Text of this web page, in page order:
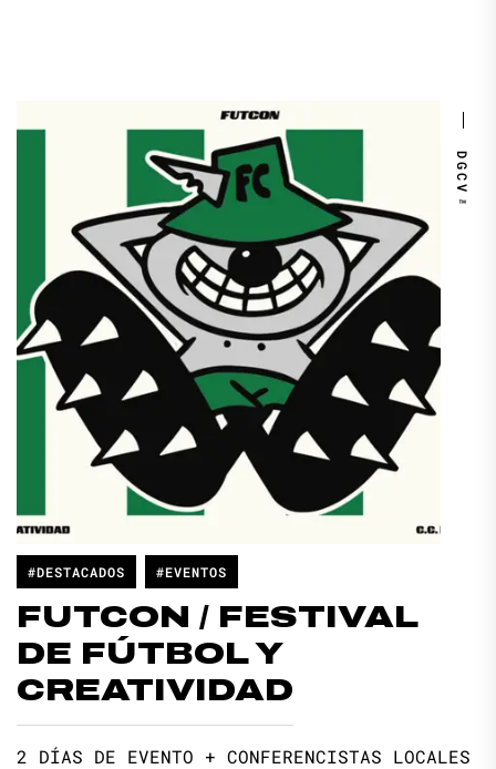
DGCV™
#DESTACADOS #EVENTOS
FUTCON / FESTIVAL
DE FÚTBOL Y
CREATIVIDAD
2 DÍAS DE EVENTO + CONFERENCISTAS LOCALES